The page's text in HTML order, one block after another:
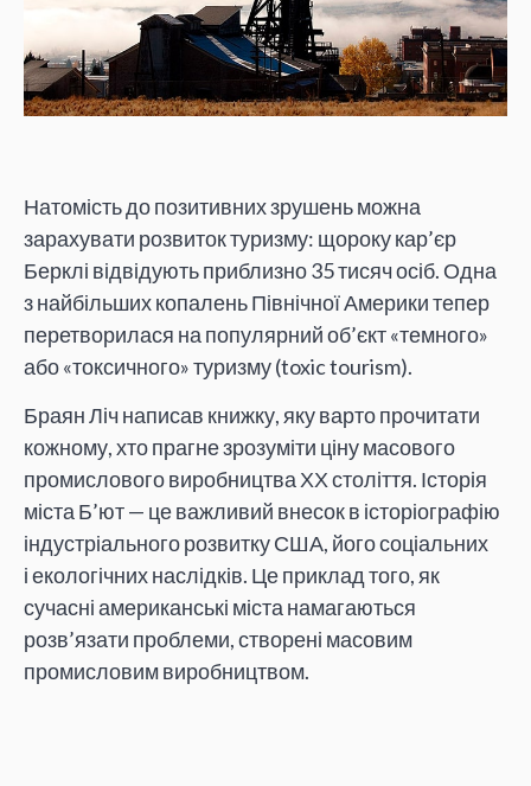
Натомість до позитивних зрушень можна
зарахувати розвиток туризму: щороку кар’єр
Берклі відвідують приблизно 35 тисяч осіб. Одна
з найбільших копалень Північної Америки тепер
перетворилася на популярний об’єкт «темного»
або «токсичного» туризму (toxic tourism).
Браян Ліч написав книжку, яку варто прочитати
кожному, хто прагне зрозуміти ціну масового
промислового виробництва ХХ століття. Історія
міста Б’ют — це важливий внесок в історіографію
індустріального розвитку США, його соціальних
і екологічних наслідків. Це приклад того, як
сучасні американські міста намагаються
розв’язати проблеми, створені масовим
промисловим виробництвом.